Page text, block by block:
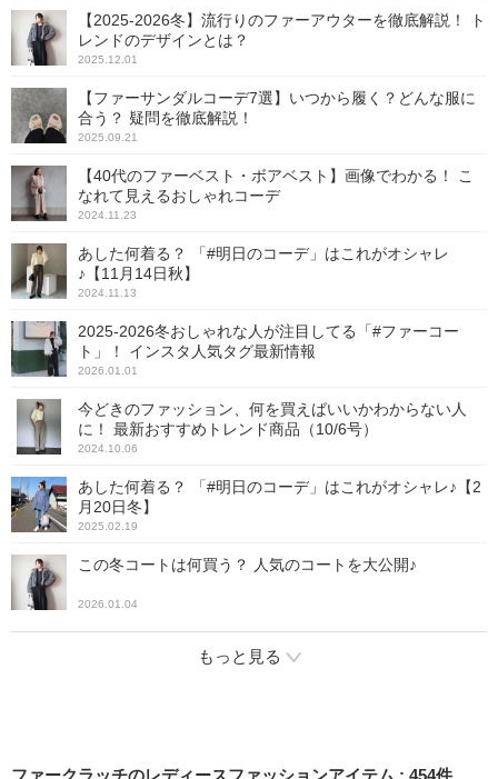
【2025-2026冬】流行りのファーアウターを徹底解説！ ト
レンドのデザインとは？
2025.12.01
【ファーサンダルコーデ7選】いつから履く？どんな服に
合う？ 疑問を徹底解説！
2025.09.21
【40代のファーベスト・ボアベスト】画像でわかる！ こ
なれて見えるおしゃれコーデ
2024.11.23
あした何着る？ 「#明日のコーデ」はこれがオシャレ
♪【11月14日秋】
2024.11.13
2025-2026冬おしゃれな人が注目してる「#ファーコー
ト」！ インスタ人気タグ最新情報
2026.01.01
今どきのファッション、何を買えばいいかわからない人
に！ 最新おすすめトレンド商品（10/6号）
2024.10.06
あした何着る？ 「#明日のコーデ」はこれがオシャレ♪【2
月20日冬】
2025.02.19
この冬コートは何買う？ 人気のコートを大公開♪
2026.01.04
もっと見る
ファークラッチのレディースファッションアイテム : 454件